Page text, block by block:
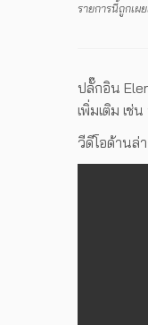
รายการนี้ถูกเผ
ปลั๊กอิน
เพิ่มเติม เช่
วีดีโอด้านล่